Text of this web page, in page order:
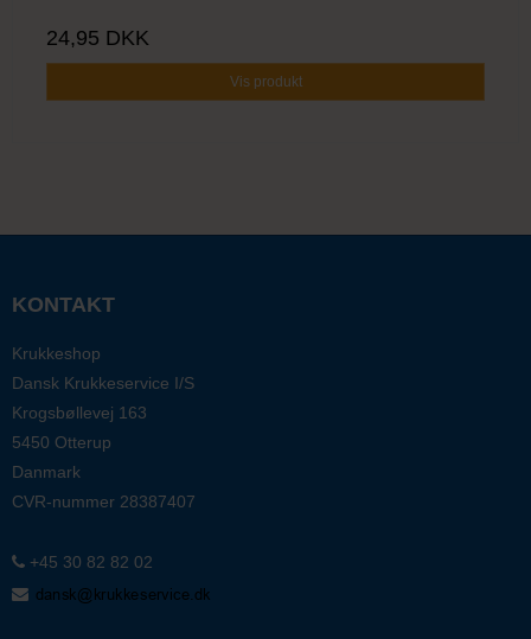
24,95 DKK
Vis produkt
KONTAKT
Krukkeshop
Dansk Krukkeservice I/S
Krogsbøllevej 163
5450 Otterup
Danmark
CVR-nummer 28387407
+45 30 82 82 02